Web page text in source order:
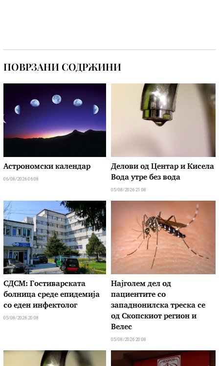
ПОВРЗАНИ СОДРЖИНИ
Астрономски календар
06/08/2026 06:08
Делови од Центар и Кисела
Вода утре без вода
05/08/2026 21:08
СДСМ: Гостиварската
болница среде епидемија
со еден инфектолог
05/08/2026 20:08
Најголем дел од
пациентите сo
западнонилска треска се
од Скопскиот регион и
Велес
05/08/2026 20:08